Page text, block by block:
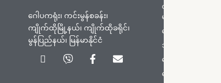
ဂေါပကရုံး၊ ကင်းမွန်စခန်း၊
ကျိုက်ထိုမြို့နယ်၊ ကျိုက်ထိုခရိုင်၊
မွန်ပြည်နယ်၊ မြန်မာနိုင်ငံ
Icon-
phone-
ViberFacebook-
f
Envelope
တက်ရောက်ရန်လမ်း
များ
စေတီတော်သမိုင်း
ဘုရားစေတီများ
ကြေငြာချက်များ
ဓာတ်ပုံများ